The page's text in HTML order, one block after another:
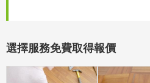
選擇服務免費取得報價